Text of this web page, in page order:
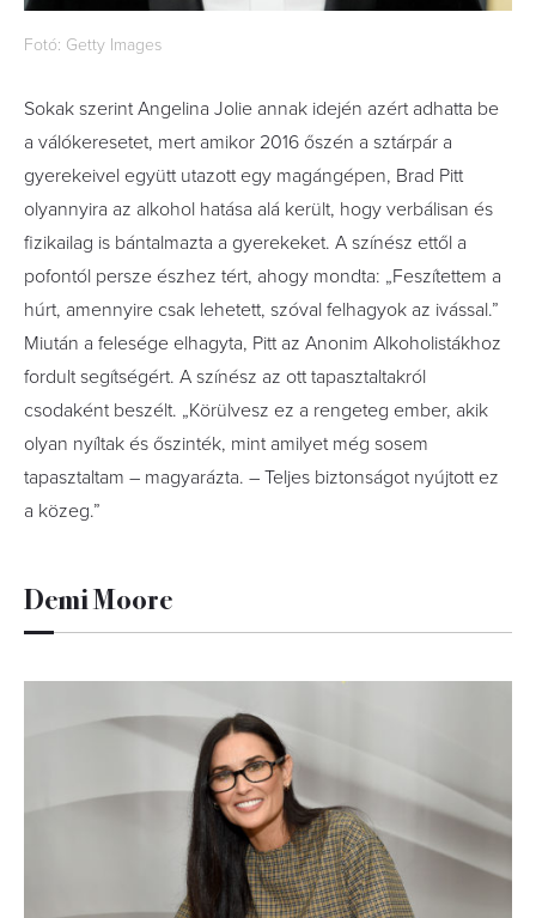
Fotó: Getty Images
Sokak szerint Angelina Jolie annak idején azért adhatta be
a válókeresetet, mert amikor 2016 őszén a sztárpár a
gyerekeivel együtt utazott egy magángépen, Brad Pitt
olyannyira az alkohol hatása alá került, hogy verbálisan és
fizikailag is bántalmazta a gyerekeket. A színész ettől a
pofontól persze észhez tért, ahogy mondta: „Feszítettem a
húrt, amennyire csak lehetett, szóval felhagyok az ivással.”
Miután a felesége elhagyta, Pitt az Anonim Alkoholistákhoz
fordult segítségért. A színész az ott tapasztaltakról
csodaként beszélt. „Körülvesz ez a rengeteg ember, akik
olyan nyíltak és őszinték, mint amilyet még sosem
tapasztaltam – magyarázta. – Teljes biztonságot nyújtott ez
a közeg.”
Demi Moore